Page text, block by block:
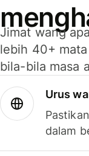
Jimat wang
lebih 40+
bila-bila masa
Urus
dalam